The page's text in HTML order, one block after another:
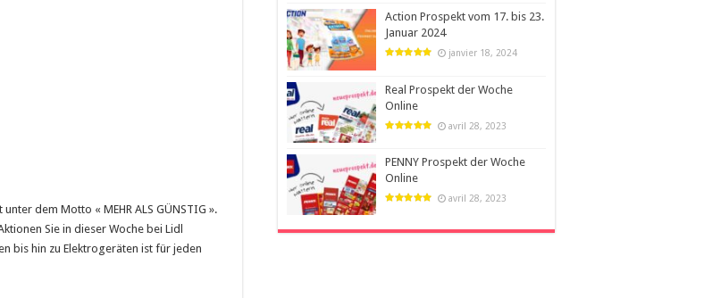
unter dem Motto « MEHR ALS GÜNSTIG ».
Sie in dieser Woche bei Lidl
bis hin zu Elektrogeräten ist für jeden
Action Prospekt vom 17. bis 23.
Januar 2024
janvier 18, 2024
Real Prospekt der Woche
Online
avril 28, 2023
PENNY Prospekt der Woche
Online
avril 28, 2023